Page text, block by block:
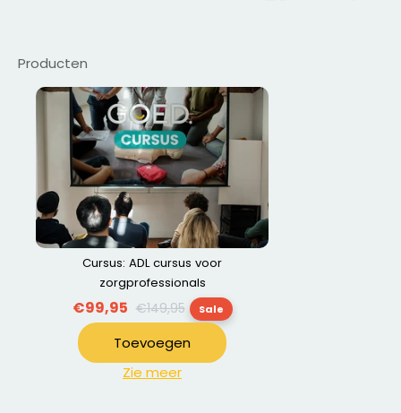
Producten
Cursus: ADL cursus voor
zorgprofessionals
€99,95 Normale
prijs
€149,95 Sale
Toevoegen
Zie meer